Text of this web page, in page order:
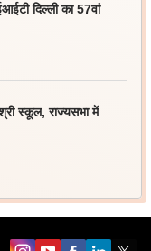
दिल्ली का 57वां
स्कूल, राज्यसभा में